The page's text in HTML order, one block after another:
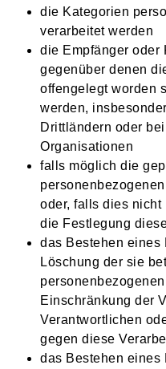
die Kategorien
verarbeitet werden
die Empfänger oder
gegenüber denen
offengelegt worden
werden,
Drittländern oder
Organisationen
falls möglich die
oder, falls dies
die Festlegung
das Bestehen eines
Löschung der sie
Einschränkung der
Verantwortlichen
gegen diese
das Bestehen eines